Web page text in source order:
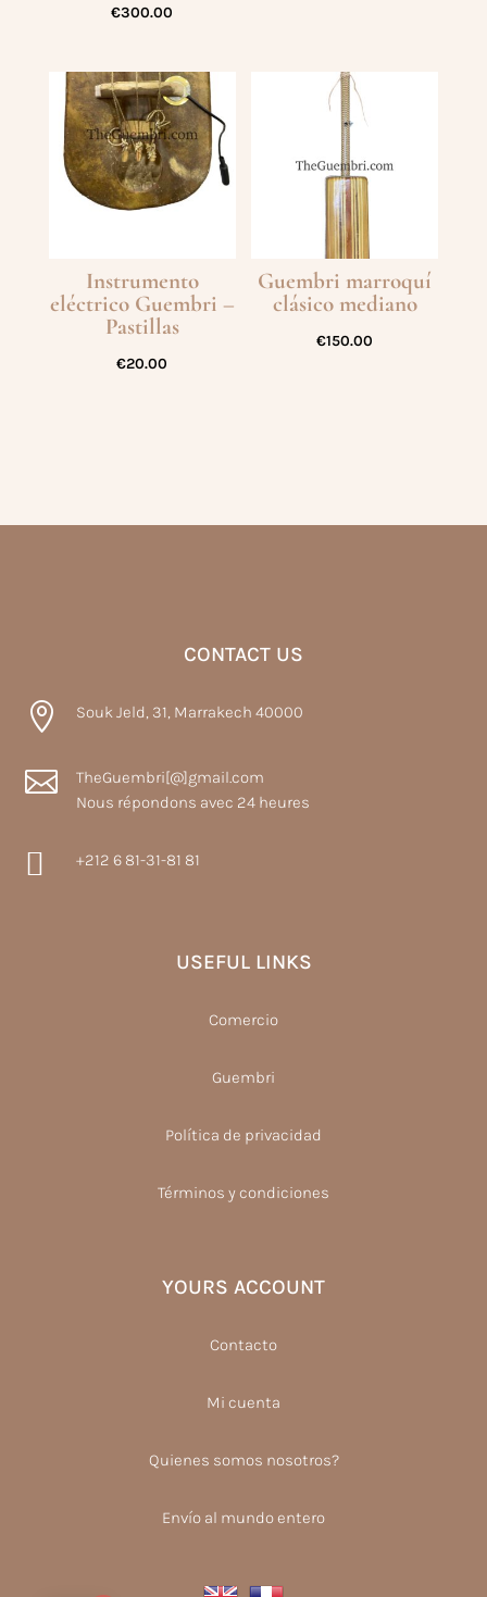
€300.00
Instrumento
eléctrico Guembri –
Pastillas
€20.00
Guembri marroquí
clásico mediano
€150.00
CONTACT US
 Souk Jeld, 31, Marrakech 40000

TheGuembri[@]gmail.com
Nous répondons avec 24 heures
 +212 6 81-31-81 81
USEFUL LINKS
Comercio
Guembri
Política de privacidad
Términos y condiciones
YOURS ACCOUNT
Contacto
Mi cuenta
Quienes somos nosotros?
Envío al mundo entero